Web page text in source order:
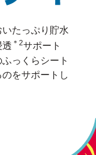
たっぷり貯水
透 ＊2サポート
っくらシート
をサポートし